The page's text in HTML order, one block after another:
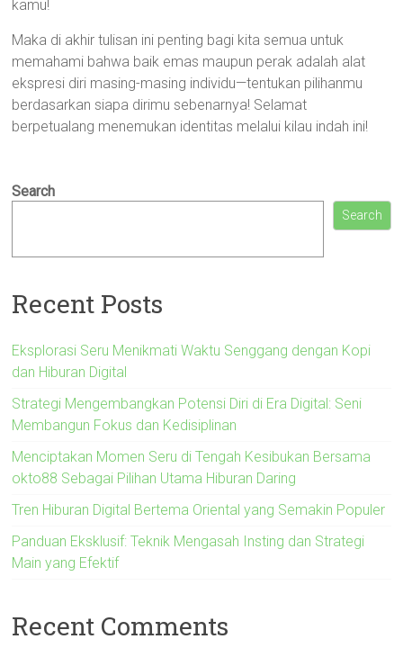
kamu!
Maka di akhir tulisan ini penting bagi kita semua untuk
memahami bahwa baik emas maupun perak adalah alat
ekspresi diri masing-masing individu—tentukan pilihanmu
berdasarkan siapa dirimu sebenarnya! Selamat
berpetualang menemukan identitas melalui kilau indah ini!
Search
Search
Recent Posts
Eksplorasi Seru Menikmati Waktu Senggang dengan Kopi
dan Hiburan Digital
Strategi Mengembangkan Potensi Diri di Era Digital: Seni
Membangun Fokus dan Kedisiplinan
Menciptakan Momen Seru di Tengah Kesibukan Bersama
okto88 Sebagai Pilihan Utama Hiburan Daring
Tren Hiburan Digital Bertema Oriental yang Semakin Populer
Panduan Eksklusif: Teknik Mengasah Insting dan Strategi
Main yang Efektif
Recent Comments